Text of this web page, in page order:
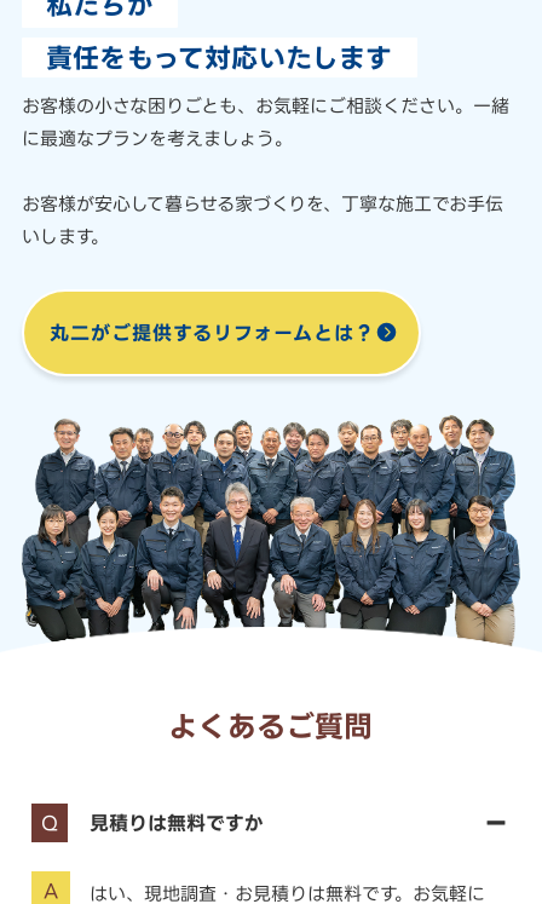
責任をもって対応いたします
お客様の小さな困りごとも、 お気軽にご相談ください。 一緒
に最適なプランを考えましょう。
お客様が安心して暮らせる家づくりを、 丁寧な施工でお手伝
いします。
丸二がご提供する リフォームとは？
よくあるご質問
見積りは無料ですか
はい、現地調査・お見積りは無料です。お気軽に